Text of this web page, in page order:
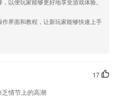
，以便玩家能够更好地享受游戏体验。
作界面和教程，让新玩家能够快速上手
17
情节上的高潮